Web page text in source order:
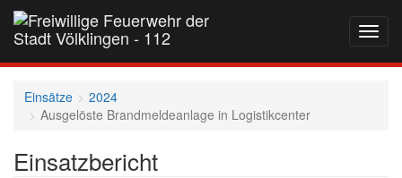
auf-
und
Einsätze
2024
Ausgelöste Brandmeldeanlage in Logistikcenter
Einsatzbericht